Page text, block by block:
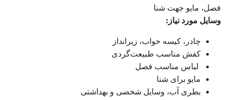
فصل، مایو جهت شنا
وسایل مورد نیاز:
چادر، کیسه خواب، زیرانداز
کفش مناسب طبیعت‌گردی
لباس مناسب فصل
مایو برای شنا
بطری آب، وسایل شخصی و بهداشتی